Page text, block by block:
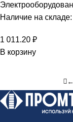
Наличие на
1 011.20 ₽
В корзину
←